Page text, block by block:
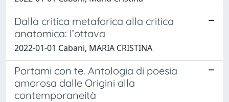
Dalla critica metaforica alla critica
anatomica: l’ottava
2022-01-01 Cabani, MARIA CRISTINA
Portami con te. Antologia di poesia
amorosa dalle Origini alla
contemporaneità